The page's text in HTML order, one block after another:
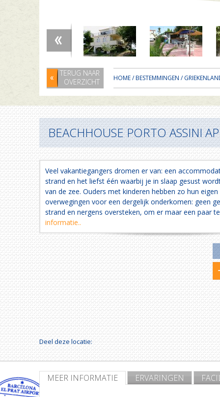
TERUG NAAR
OVERZICHT
HOME/BESTEMMINGEN /
BEACHHOUSE PORTO ASSINI
Veel vakantiegangers dromen er van: een
strand en het liefst één waarbij je in slaap gesust
van de zee. Ouders met kinderen hebben zo hun
overwegingen voor een dergelijk onderkomen: geen
strand en nergens oversteken, om er maar een paar
informatie..
Deel deze locatie:
MEER INFORMATIE ERVARINGEN